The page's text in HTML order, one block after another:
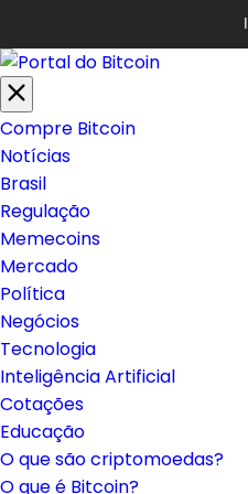
Compre Bitcoin
Notícias
Brasil
Regulação
Memecoins
Mercado
Política
Negócios
Tecnologia
Inteligência Artificial
Cotações
Educação
O que são criptomoedas?
O que é Bitcoin?